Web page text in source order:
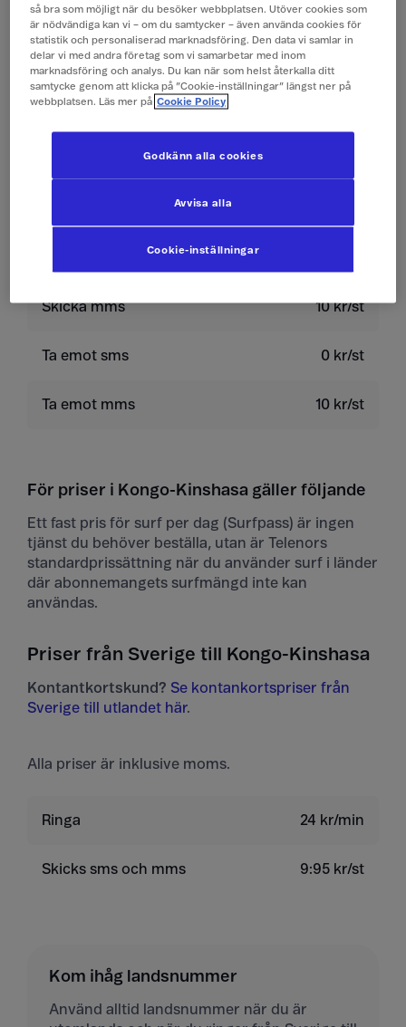
Alla priser är inklusive moms.
Surfa
149 kr/dygn (0,1 GB)
(Surfpass)
Skicka mms 10 kr/st
Ta emot sms 0 kr/st
Ta emot mms 10 kr/st
För priser i Kongo-Kinshasa gäller följande
Ett fast pris för surf per dag (Surfpass) är ingen
tjänst du behöver beställa, utan är Telenors
standardprissättning när du använder surf i länder
där abonnemangets surfmängd inte kan
användas.
Priser från Sverige till Kongo-Kinshasa
Kontantkortskund? Se kontankortspriser från
Sverige till utlandet här.
Alla priser är inklusive moms.
Ringa 24 kr/min
Skicks sms och mms 9:95 kr/st
Kom ihåg landsnummer
Använd alltid landsnummer när du är
så bra som möjligt när du besöker webbplatsen. Utöver cookies som
är nödvändiga kan vi – om du samtycker – även använda cookies för
statistik och personaliserad marknadsföring. Den data vi samlar in
delar vi med andra företag som vi samarbetar med inom
marknadsföring och analys. Du kan när som helst återkalla ditt
samtycke genom att klicka på ”Cookie-inställningar” längst ner på
webbplatsen. Läs mer på Cookie Policy
Cookie-inställningar
Avvisa alla
Godkänn alla cookies